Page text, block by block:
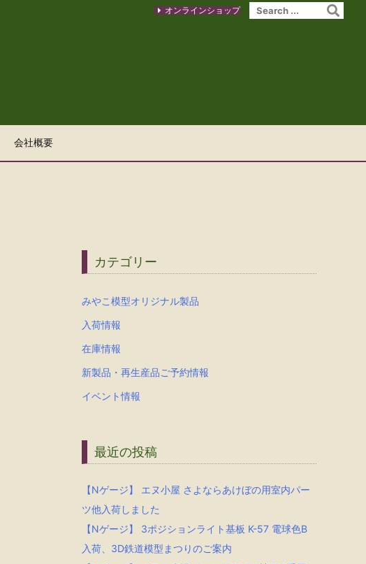
会社概要
オンラインショップ
カテゴリー
みやこ模型オリジナル製品
入荷情報
在庫情報
新製品・再生産品ご予約情報
イベント情報
最近の投稿
【Nゲージ】 エヌ小屋 さよならあけぼの用室内パー
ツ他入荷しました
【Nゲージ】 3ポジションライト基板 K-57 電球色B
入荷、3D鉄道模型まつりのご案内